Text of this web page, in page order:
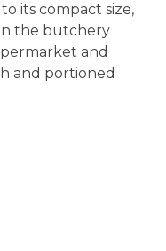
its compact size,
the butchery
and
and portioned